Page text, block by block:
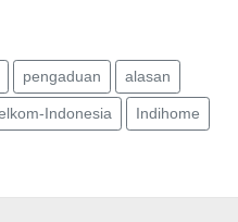
pengaduan alasan
Indonesia Indihome